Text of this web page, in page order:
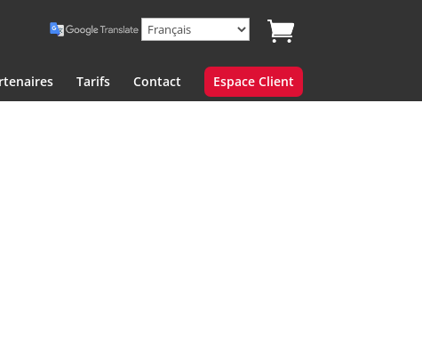
Tarifs Contact Espace Client